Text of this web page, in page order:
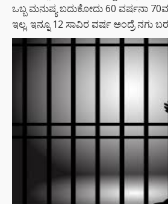
ಒಬ್ಬ ಮನುಷ್ಯ ಬದುಕೋದು 60 ವರ್ಷನಾ
ಇಲ್ಲ. ಇನ್ನೂ 12 ಸಾವಿರ ವರ್ಷ ಅಂದ್ರೆ ನಗು